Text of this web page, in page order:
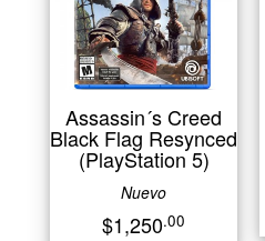
Assassin´s Creed
Black Flag Resynced
(PlayStation 5)
Nuevo
$1,250.00